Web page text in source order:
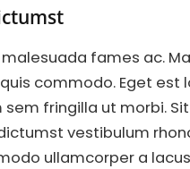
fames ac.
commodo. Eget
sem fringilla ut morbi.
vestibulum
ullamcorper a